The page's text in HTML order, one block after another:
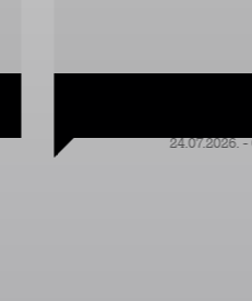
24.07.2026. -